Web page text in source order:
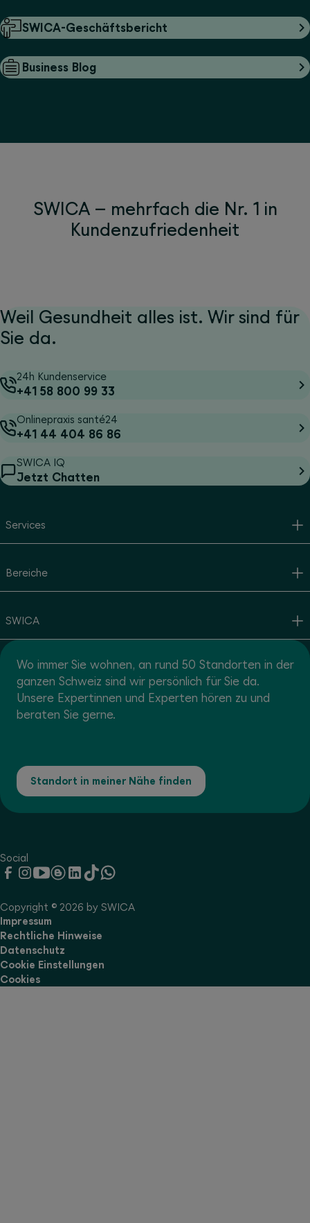
SWICA-Geschäftsbericht
Business Blog
SWICA – mehrfach die Nr. 1 in
Kundenzufriedenheit
Weil Gesundheit alles ist. Wir sind für
Sie da.
24h Kundenservice
+41 58 800 99 33
Onlinepraxis santé24
+41 44 404 86 86
SWICA IQ
Jetzt Chatten
Services
Bereiche
SWICA
Wo immer Sie wohnen, an rund 50 Standorten in der
ganzen Schweiz sind wir persönlich für Sie da.
Unsere Expertinnen und Experten hören zu und
beraten Sie gerne.
Standort in meiner Nähe finden
Social
Copyright © 2026 by SWICA
Impressum
Rechtliche Hinweise
Datenschutz
Cookie Einstellungen
Cookies